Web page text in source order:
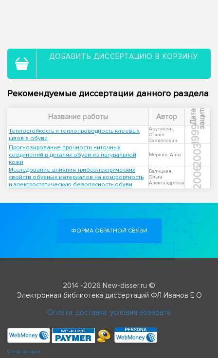
ДОБАВИТЬ ДИССЕРТАЦИЮ В КОРЗИНУ
Рекомендуемые диссертации данного раздела
Название работы Автор Д
а
т
а
з
а
щ
и
т ы
Теплостойкость и теплопроводность клеевых
швов в обуви
Арутюнян,
Оганес
Самвелович
1999
Прогнозирование прочности ниточных
соединений в деталях обуви из натуральной
кожи
Мерник, Анна 2003
Исследование влияния трибоэлектрических
свойств обувных материалов на комфортность
и электростатическую безопасность обуви
Белицкая,
Ольга
Александровна
2006
ФОРМА ОБРАТНОЙ СВЯЗИ
2014 -2026 New-disser.ru ©
Электронная библиотека диссертаций ФЛ Иванов Е О
Оплата, доставка, условия возврата
Check passport